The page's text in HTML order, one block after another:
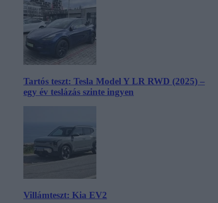
Tartós teszt: Tesla Model Y LR RWD (2025) –
egy év teslázás szinte ingyen
Villámteszt: Kia EV2